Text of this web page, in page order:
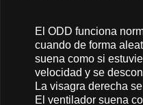
El ODD funciona
cuando de forma
suena como si
velocidad y se
La visagra derecha
El ventilador suena